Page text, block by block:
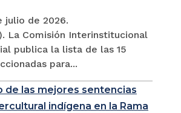
julio de 2026.
La Comisión Interinstitucional
publica la lista de las 15
para...
de las mejores sentencias
indígena en la Rama